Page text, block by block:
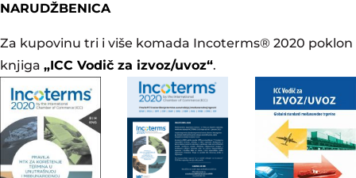
NARUDŽBENICA
Za kupovinu tri i više komada Incoterms® 2020 poklon
knjiga „ICC Vodič za izvoz/uvoz“.